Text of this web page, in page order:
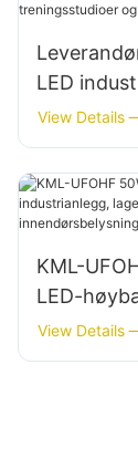
LED
for
View Details
KML-
LED-
og andre
View Details